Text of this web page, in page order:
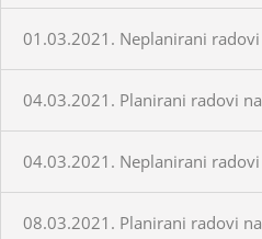
01.03.2021. Neplanirani
04.03.2021. Planirani radovi
04.03.2021. Neplanirani
08.03.2021. Planirani radovi